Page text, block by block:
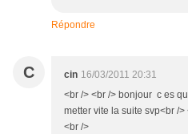
Répondre
C cin 16/03/2011 20:31
<br /> <br /> bonjour c es
metter vite la suite svp<br /
<br />